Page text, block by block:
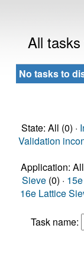
All
No tasks to
State: All (0) ·
Validation
Application: All
Sieve (0) ·
16e Lattice
Task name: